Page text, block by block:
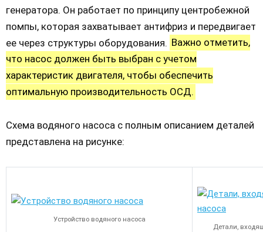
генератора. Он работает по принципу центробежной
помпы, которая захватывает антифриз и передвигает
ее через структуры оборудования. Важно отметить,
что насос должен быть выбран с учетом
характеристик двигателя, чтобы обеспечить
оптимальную производительность ОСД.
Схема водяного насоса с полным описанием деталей
представлена на рисунке:
Устройство водяного насоса
Детали,